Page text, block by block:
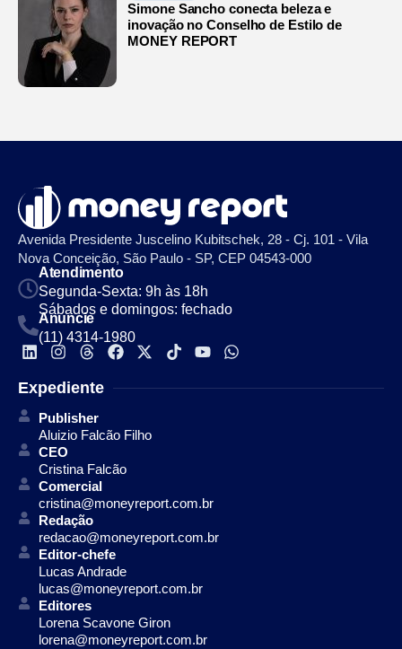
Simone Sancho conecta beleza e
inovação no Conselho de Estilo de
MONEY REPORT
Avenida Presidente Juscelino Kubitschek, 28 - Cj. 101 - Vila
Nova Conceição, São Paulo - SP, CEP 04543-000
Atendimento
Segunda-Sexta: 9h às 18h
Sábados e domingos: fechado
Anuncie
(11) 4314-1980
Expediente
Publisher
Aluizio Falcão Filho
CEO
Cristina Falcão
Comercial
cristina@moneyreport.com.br
Redação
redacao@moneyreport.com.br
Editor-chefe
Lucas Andrade
lucas@moneyreport.com.br
Editores
Lorena Scavone Giron
lorena@moneyreport.com.br